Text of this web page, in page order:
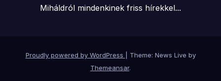
Miháldról mindenkinek friss hírekkel...
Proudly powered by WordPress
Theme: News Live by
Themeansar.